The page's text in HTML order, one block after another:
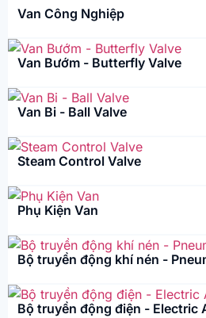
Van Công Nghiệp
Van Bướm - Butterfly Valve
Van Bi - Ball Valve
Steam Control Valve
Phụ Kiện Van
Bộ truyền động khí nén -
Bộ truyền động điện - Electric